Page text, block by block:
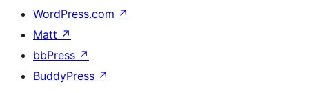
WordPress.com ↗
Matt ↗
bbPress ↗
BuddyPress ↗